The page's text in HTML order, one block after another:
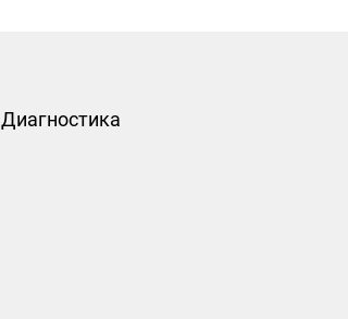
Диагностика